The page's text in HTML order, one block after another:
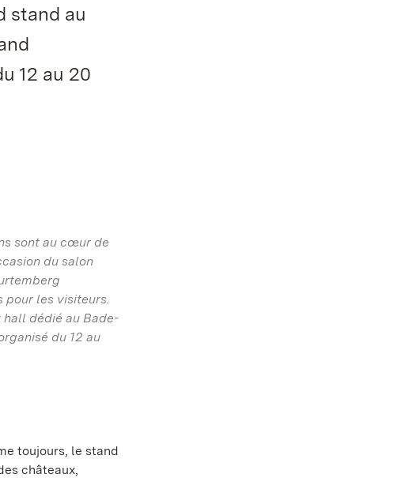
stand au
12 au 20
sont au cœur de
du salon
pour les visiteurs.
dédié au Bade-
du 12 au
toujours, le stand
châteaux,